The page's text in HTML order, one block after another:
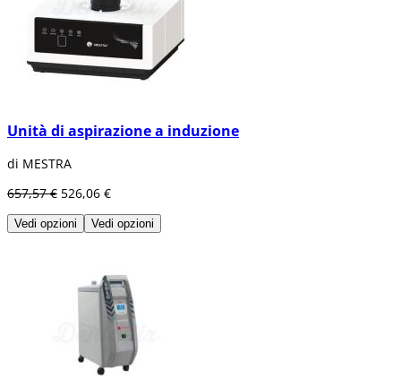
Unità di aspirazione a induzione
di MESTRA
657,57 € 526,06 €
Vedi opzioni Vedi opzioni